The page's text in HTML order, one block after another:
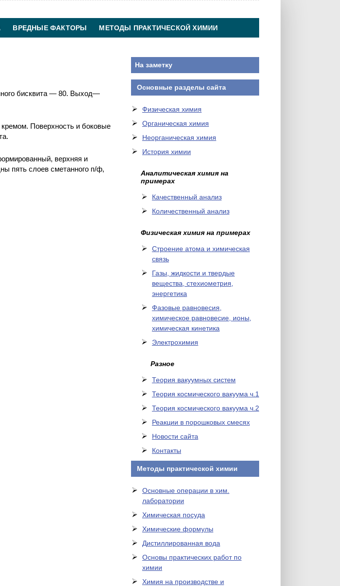
ВРЕДНЫЕ ФАКТОРЫ МЕТОДЫ ПРАКТИЧЕСКОЙ ХИМИИ
бисквита — 80. Выход—
Поверхность и боковые
верхняя и
пять слоев сметанного п/ф,
На заметку
Основные разделы сайта
Физическая химия
Органическая химия
Неорганическая химия
История химии
Аналитическая химия на
примерах
Качественный анализ
Количественный анализ
Физическая химия на примерах
Cтроение атома и химическая
связь
Газы, жидкости и твердые
вещества, стехиометрия,
энергетика
Фазовые равновесия,
химическое равновесие, ионы,
химическая кинетика
Электрохимия
Разное
Теория вакуумных систем
Теория космического вакуума ч.1
Теория космического вакуума ч.2
Реакции в порошковых смесях
Новости сайта
Контакты
Методы практической химии
Основные операции в хим.
лаборатории
Химическая посуда
Химические формулы
Дистиллированная вода
Основы практических работ по
химии
Химия на производстве и